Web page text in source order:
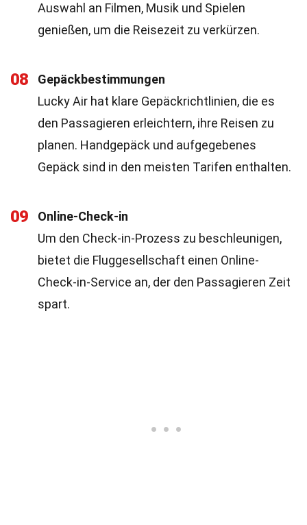
Auswahl an Filmen, Musik und Spielen
genießen, um die Reisezeit zu verkürzen.
08
Gepäckbestimmungen
Lucky Air hat klare Gepäckrichtlinien, die es
den Passagieren erleichtern, ihre Reisen zu
planen. Handgepäck und aufgegebenes
Gepäck sind in den meisten Tarifen enthalten.
09
Online-Check-in
Um den Check-in-Prozess zu beschleunigen,
bietet die Fluggesellschaft einen Online-
Check-in-Service an, der den Passagieren Zeit
spart.